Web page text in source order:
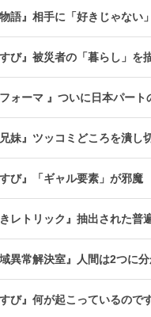
物語』相手に「好きじゃない
すび』被災者の「暮らし」を
フォーマ 』ついに日本パート
兄妹』ツッコミどころを潰し
すび』「ギャル要素」が邪魔
きレトリック』抽出された普
域異常解決室』人間は2つに
すび』何が起こっているので